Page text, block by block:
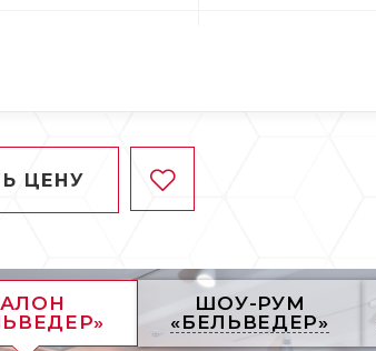
применения:
ЦЕНУ
ШОУ-РУМ
«БЕЛЬВЕДЕР»